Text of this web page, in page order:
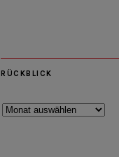
RÜCKBLICK
Rückblick